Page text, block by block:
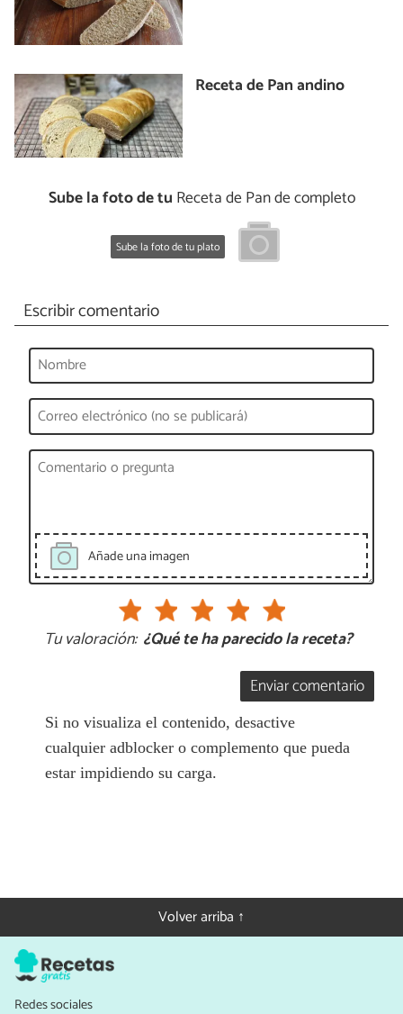
Receta de Pan andino
Sube la foto de tu Receta de Pan de completo
Sube la foto de tu plato
Escribir comentario
Añade una imagen
Tu valoración: ¿Qué te ha parecido la receta?
Enviar comentario
Si no visualiza el contenido, desactive
cualquier adblocker o complemento que pueda
estar impidiendo su carga.
Volver arriba ↑
Redes sociales